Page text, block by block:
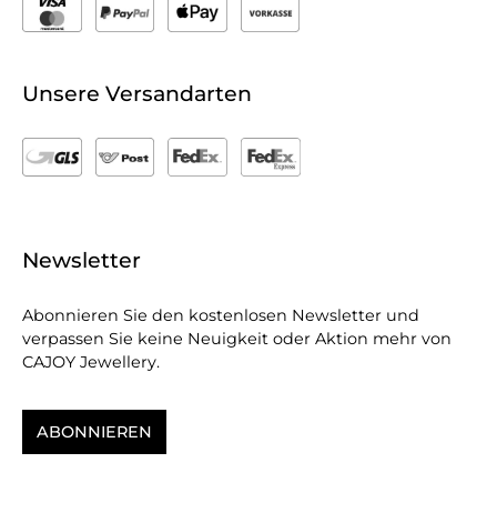
Unsere Versandarten
Newsletter
Abonnieren Sie den kostenlosen Newsletter und
verpassen Sie keine Neuigkeit oder Aktion mehr von
CAJOY Jewellery.
ABONNIEREN